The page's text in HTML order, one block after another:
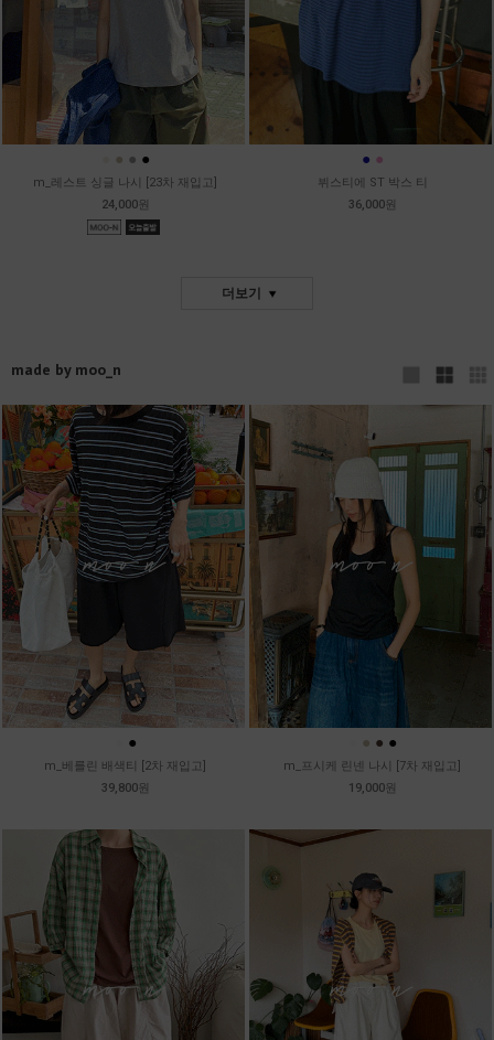
● ● ●
m_레스트 싱글 나시 [23차 재입고]
24,000원
● ●
뷔스티에 ST 박스 티
36,000원
더보기
made by moo_n
●
m_베를린 배색티 [2차 재입고]
39,800원
● ● ●
m_프시케 린넨 나시 [7차 재입고]
19,000원